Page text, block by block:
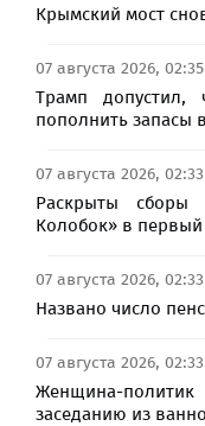
Крымский мост
07 августа 2026, 02:35
Трамп
пополнить запасы
07 августа 2026, 02:33
Раскрыты сборы
Колобок» в первый
07 августа 2026, 02:33
Названо число
07 августа 2026, 02:33
Женщина-
заседанию из